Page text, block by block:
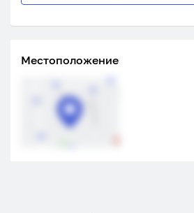
Местоположение